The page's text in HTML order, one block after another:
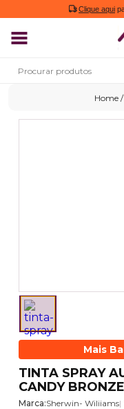
Clique aqui
Mais
TINTA SPRAY
CANDY
Marca:Sherwin- Wiliiams